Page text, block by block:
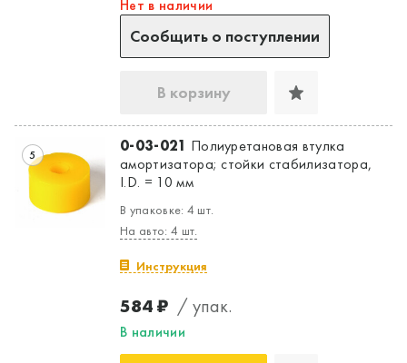
Нет в наличии
Сообщить о поступлении
В корзину
5 0-03-021 Полиуретановая втулка
амортизатора; стойки стабилизатора,
I.D. = 10 мм
В упаковке: 4 шт.
На авто: 4 шт.
Инструкция
584 ₽ / упак.
В наличии